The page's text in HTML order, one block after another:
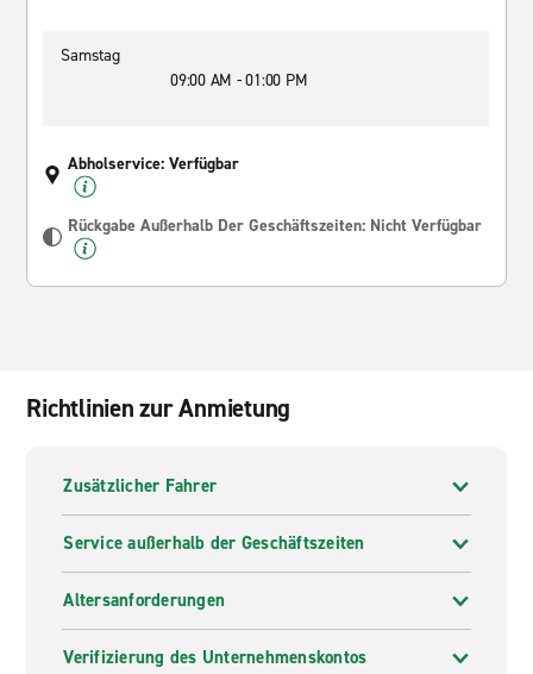
Samstag
09:00 AM - 01:00 PM
Abholservice: Verfügbar
Rückgabe Außerhalb Der Geschäftszeiten: Nicht Verfügbar
Richtlinien zur Anmietung
Zusätzlicher Fahrer
Service außerhalb der Geschäftszeiten
Altersanforderungen
Verifizierung des Unternehmenskontos